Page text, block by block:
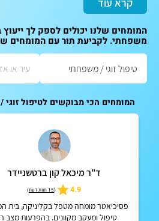
המומחים שלנו יכולים לספק לך ייעוץ
משפחתי. לקביעת תור עם המומחים
המומחים הכי מבוקשים לטיפול
ד"ר מיכאל קון ברטשניידר
4.9
(15 חוות דעת )
פסיכיאטר מומחה מטפל בקליניקה, בית
טיפול ומעקב מקוונים. בהפרעות מצב